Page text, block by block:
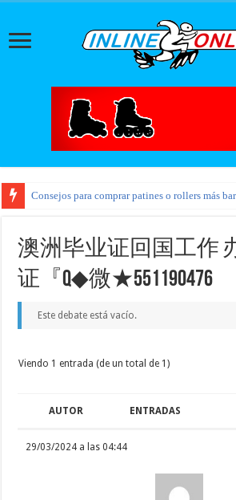
Consejos para comprar patines o rollers más
澳洲毕业证回国工作
证『Q◆微★551190476
Este debate está vacío.
Viendo 1 entrada (de un total de 1)
AUTOR ENTRADAS
29/03/2024 a las 04:44